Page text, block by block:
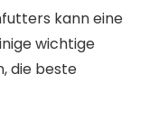
kann eine
wichtige
die beste